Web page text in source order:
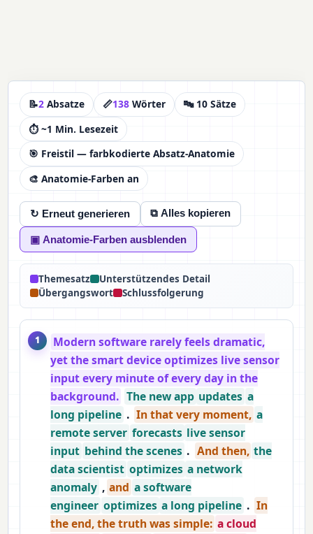
📝2 Absatze 📏138 Wörter
🔤 10 Sätze
⏱ ~1 Min. Lesezeit
🎯 Freistil — farbkodierte Absatz-Anatomie
🎨 Anatomie-Farben an
↻ Erneut generieren ⧉ Alles kopieren
▣ Anatomie-Farben ausblenden
Themesatz
Unterstützendes Detail
Übergangswort
Schlussfolgerung
1
Modern software rarely feels dramatic,
yet the smart device optimizes live sensor
input every minute of every day in the
background. The new app updates a
long pipeline . In that very moment, a
remote server forecasts live sensor
input behind the scenes . And then, the
data scientist optimizes a network
anomaly , and a software
engineer optimizes a long pipeline . In
the end, the truth was simple: a cloud